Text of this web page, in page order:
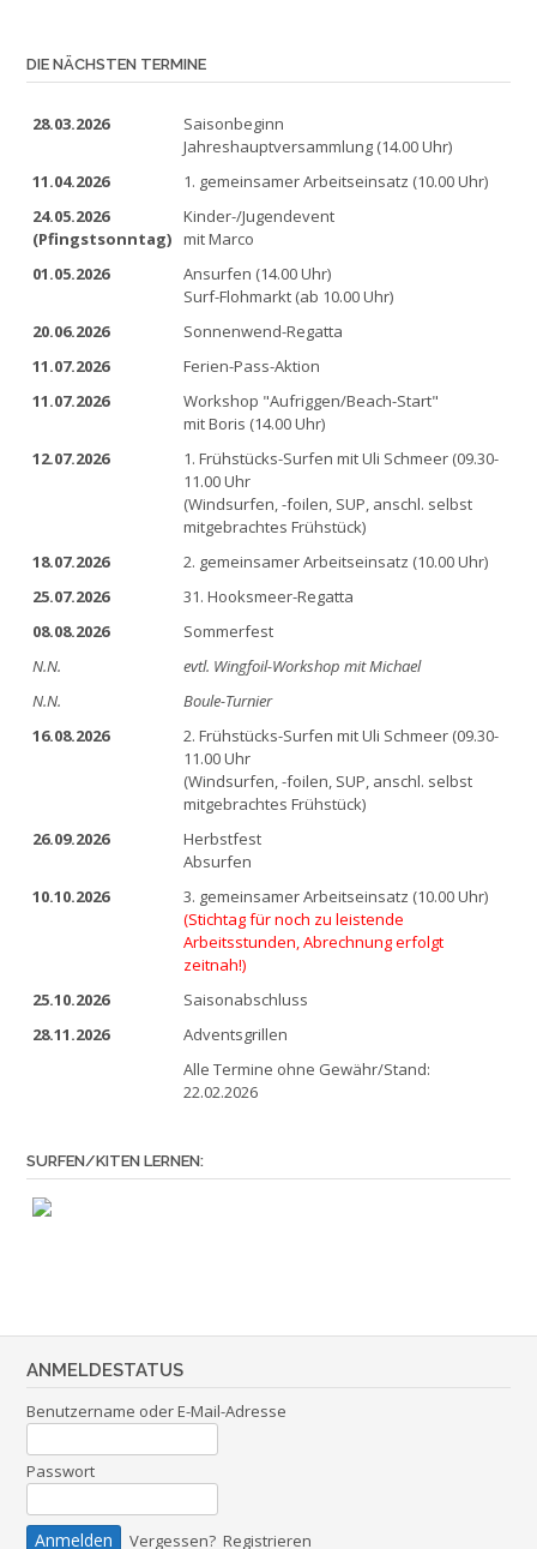
DIE NÄCHSTEN TERMINE
28.03.2026
Saisonbeginn
Jahreshauptversammlung (14.00 Uhr)
11.04.2026
1. gemeinsamer Arbeitseinsatz (10.00 Uhr)
24.05.2026
(Pfingstsonntag)
Kinder-/Jugendevent
mit Marco
01.05.2026
Ansurfen (14.00 Uhr)
Surf-Flohmarkt (ab 10.00 Uhr)
20.06.2026
Sonnenwend-Regatta
11.07.2026
Ferien-Pass-Aktion
11.07.2026
Workshop "Aufriggen/Beach-Start"
mit Boris (14.00 Uhr)
12.07.2026
1. Frühstücks-Surfen mit Uli Schmeer (09.30-
11.00 Uhr
(Windsurfen, -foilen, SUP, anschl. selbst
mitgebrachtes Frühstück)
18.07.2026
2. gemeinsamer Arbeitseinsatz (10.00 Uhr)
25.07.2026
31. Hooksmeer-Regatta
08.08.2026
Sommerfest
N.N.
evtl. Wingfoil-Workshop mit Michael
N.N.
Boule-Turnier
16.08.2026
2. Frühstücks-Surfen mit Uli Schmeer (09.30-
11.00 Uhr
(Windsurfen, -foilen, SUP, anschl. selbst
mitgebrachtes Frühstück)
26.09.2026
Herbstfest
Absurfen
10.10.2026
3. gemeinsamer Arbeitseinsatz (10.00 Uhr)
(Stichtag für noch zu leistende
Arbeitsstunden, Abrechnung erfolgt
zeitnah!)
25.10.2026
Saisonabschluss
28.11.2026
Adventsgrillen
Alle Termine ohne Gewähr/Stand:
22.02.2026
SURFEN/KITEN LERNEN:
ANMELDESTATUS
Benutzername oder E-Mail-Adresse
Passwort
Vergessen? Registrieren